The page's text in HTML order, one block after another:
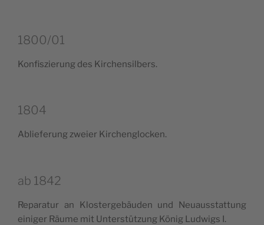
1800/01
Kon­fiszie­rung des Kirchensilbers.
1804
Ablie­fe­rung zweier Kirchenglocken.
ab 1842
Repa­ra­tur an Klo­ster­ge­bäu­den und Neuaus­stat­tung
eini­ger Räu­me mit Unter­stü­tzung König Lud­wigs I.